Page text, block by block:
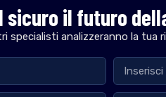
sicuro il futuro
specialisti analizzeranno la tua